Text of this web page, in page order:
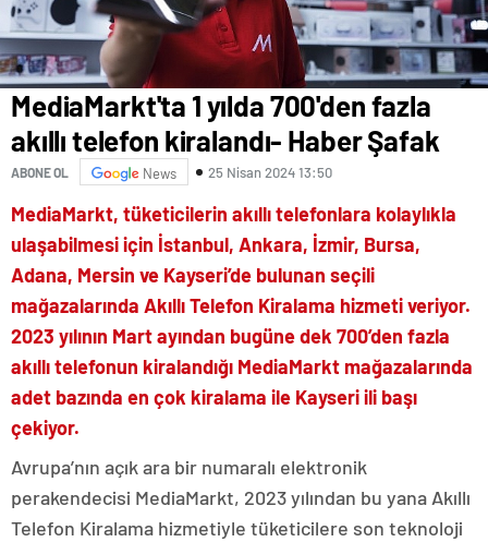
MediaMarkt'ta 1 yılda 700'den fazla
akıllı telefon kiralandı- Haber Şafak
ABONE OL News 25 Nisan 2024 13:50
MediaMarkt, tüketicilerin akıllı telefonlara kolaylıkla
ulaşabilmesi için İstanbul, Ankara, İzmir, Bursa,
Adana, Mersin ve Kayseri’de bulunan seçili
mağazalarında Akıllı Telefon Kiralama hizmeti veriyor.
2023 yılının Mart ayından bugüne dek 700’den fazla
akıllı telefonun kiralandığı MediaMarkt mağazalarında
adet bazında en çok kiralama ile Kayseri ili başı
çekiyor.
Avrupa’nın açık ara bir numaralı elektronik
perakendecisi MediaMarkt, 2023 yılından bu yana Akıllı
Telefon Kiralama hizmetiyle tüketicilere son teknoloji